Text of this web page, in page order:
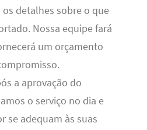
detalhes sobre o que
Nossa equipe fará
um orçamento
a aprovação do
o serviço no dia e
se adequam às suas